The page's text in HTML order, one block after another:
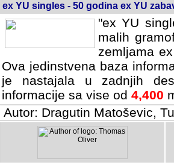
ex YU singles - 50 godina ex YU
"ex YU
malih
zemljama
Ova jedinstvena baza
je nastajala u zadnjih
informacije sa vise od 4,400
Autor: Dragutin Matoševic,